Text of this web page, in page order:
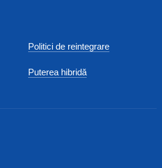
Politici de reintegrare
Puterea hibridă